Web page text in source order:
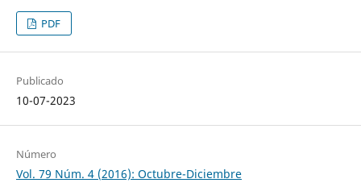
PDF
Publicado
10-07-2023
Número
Vol. 79 Núm. 4 (2016): Octubre-Diciembre